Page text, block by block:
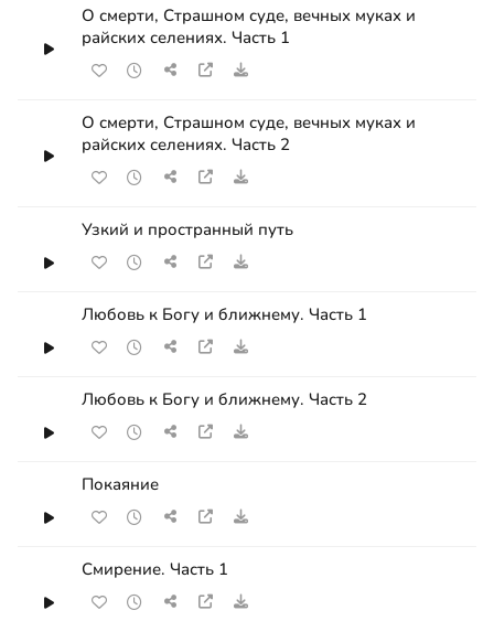
О смерти, Страшном суде, вечных муках и
райских селениях. Часть 1
О смерти, Страшном суде, вечных муках и
райских селениях. Часть 2
Узкий и пространный путь
Любовь к Богу и ближнему. Часть 1
Любовь к Богу и ближнему. Часть 2
Покаяние
Смирение. Часть 1